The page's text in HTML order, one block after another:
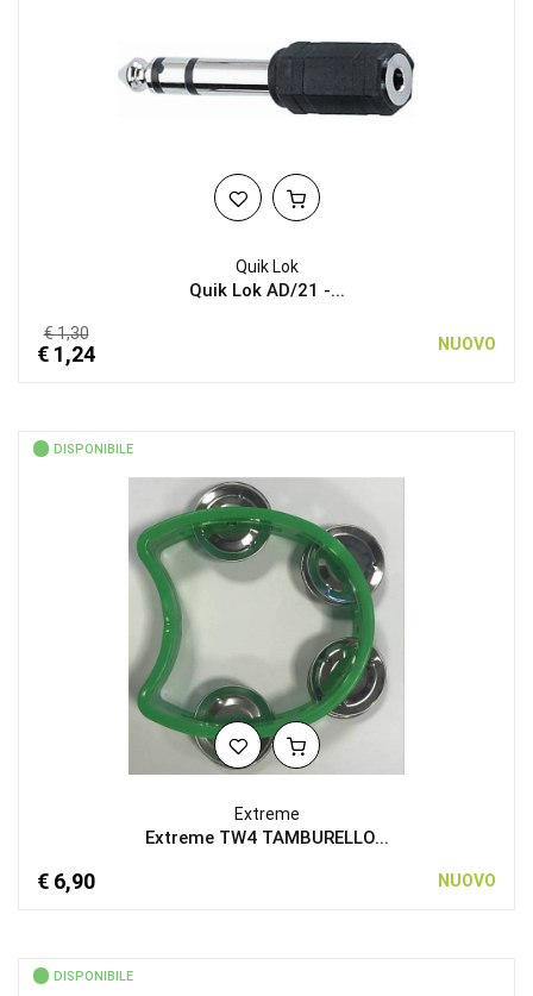
Quik Lok
Quik Lok AD/21 -...
€ 1,30
€ 1,24 NUOVO
DISPONIBILE
Extreme
Extreme TW4 TAMBURELLO...
€ 6,90 NUOVO
DISPONIBILE